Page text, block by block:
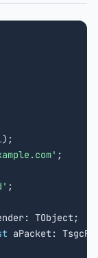
);
;
;
TObject;
aPacket: